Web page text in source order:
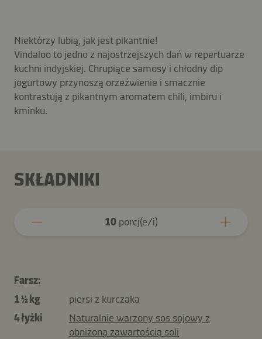
Niektórzy lubią, jak jest pikantnie!
Vindaloo to jedno z najostrzejszych dań w repertuarze
kuchni indyjskiej. Chrupiące samosy i chłodny dip
jogurtowy przynoszą orzeźwienie i smacznie
kontrastują z pikantnym aromatem chili, imbiru i
kminku.
SKŁADNIKI
10porcj(e/i)
Farsz:
1 ½ kg
piersi z kurczaka
4 łyżki
Naturalnie warzony sos sojowy z
obniżoną zawartością soli